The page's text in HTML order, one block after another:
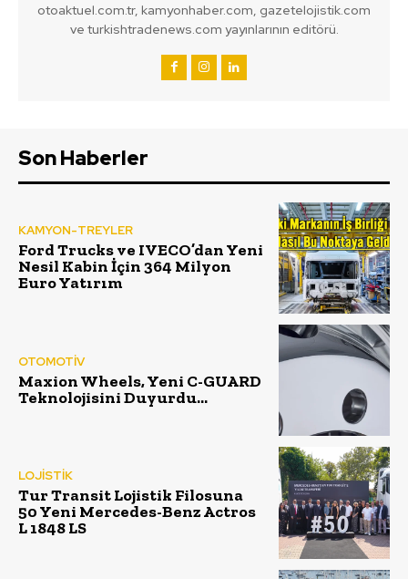
otoaktuel.com.tr, kamyonhaber.com, gazetelojistik.com
ve turkishtradenews.com yayınlarının editörü.
Son Haberler
KAMYON-TREYLER
Ford Trucks ve IVECO’dan Yeni
Nesil Kabin İçin 364 Milyon
Euro Yatırım
OTOMOTİV
Maxion Wheels, Yeni C-GUARD
Teknolojisini Duyurdu…
LOJİSTİK
Tur Transit Lojistik Filosuna
50 Yeni Mercedes-Benz Actros
L 1848 LS